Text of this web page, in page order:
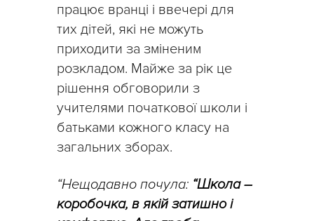
працює вранці і ввечері для
тих дітей, які не можуть
приходити за зміненим
розкладом. Майже за рік це
рішення обговорили з
учителями початкової школи і
батьками кожного класу на
загальних зборах.
“Нещодавно почула: “Школа –
коробочка, в якій затишно і